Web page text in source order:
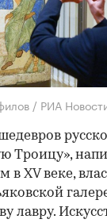
/ РИА
Троицу»,
в XV веке,
лавру.